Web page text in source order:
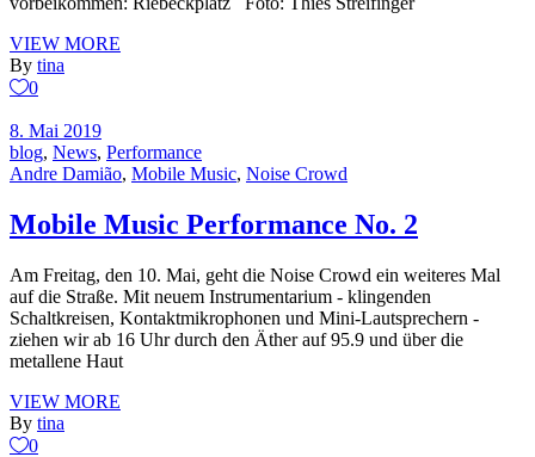
VIEW MORE
By tina
0
8. Mai 2019
blog, News, Performance
Andre Damião, Mobile Music, Noise Crowd
Mobile Music Performance No. 2
Am Freitag, den 10. Mai, geht die Noise Crowd ein weiteres Mal
auf die Straße. Mit neuem Instrumentarium - klingenden
Schaltkreisen, Kontaktmikrophonen und Mini-Lautsprechern -
ziehen wir ab 16 Uhr durch den Äther auf 95.9 und über die
metallene Haut
VIEW MORE
By tina
0